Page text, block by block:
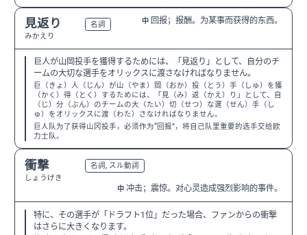
見返り
みかえり
名詞 中 回报；报酬。为某事而获得的东西。
巨人が山岡投手を獲得するためには、「見返り」として、自分のチ
ームの大切な選手をオリックスに渡さなければなりません。
巨（きょ）人（じん）が山（やま）岡（おか）投（とう）手（しゅ）を獲
（かく）得（とく）するためには、「見（み）返（かえ）り」として、自
（じ）分（ぶん）のチームの大（たい）切（せつ）な選（せん）手（し
ゅ）をオリックスに渡（わた）さなければなりません。
巨人队为了获得山冈投手，必须作为“回报”，将自己队里重要的选手交给欧
力士队。
衝撃
しょうげき
名詞, スル動詞
中 冲击；震惊。对心灵造成强烈影响的事件。
特に、その選手が「ドラフト1位」だった場合、ファンからの衝撃
はさらに大きくなります。